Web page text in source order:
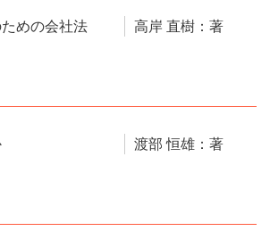
めの会社法 高岸 直樹：著
渡部 恒雄：著